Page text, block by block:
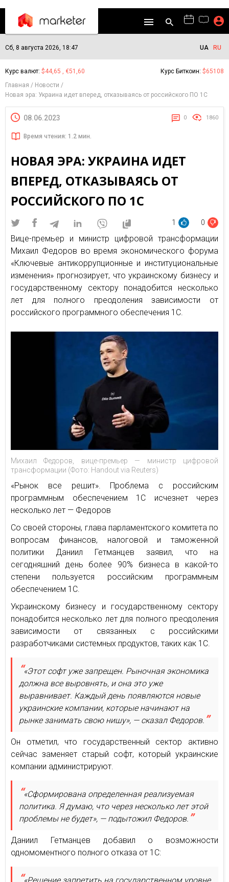
Сб, 8 августа 2026, 18:47 UA RU
Курс валют: $44,65 , €51,60 Курс Биткоин: $65108
Главная
Новости
Новая эра: Украина идет вперед, отказываясь от российского ПО 1С
08.06.2023 0 1860
Время чтения: 1.2 мин.
НОВАЯ ЭРА: УКРАИНА ИДЕТ
ВПЕРЕД, ОТКАЗЫВАЯСЬ ОТ
РОССИЙСКОГО ПО 1С
1 0
Вице-премьер и министр цифровой трансформации
Михаил Федоров во время экономического форума
«Ключевые антикоррупционные и институциональные
изменения» прогнозирует, что украинскому бизнесу и
государственному сектору понадобится несколько
лет для полного преодоления зависимости от
российского программного обеспечения 1С.
Михаил Федоров, вице-премьер — министр цифровой
трансформации (Фото: Handout via Reuters)
«Рынок все решит». Проблема с российским
программным обеспечением 1С исчезнет через
несколько лет — Федоров
Со своей стороны, глава парламентского комитета по
вопросам финансов, налоговой и таможенной
политики Даниил Гетманцев заявил, что на
сегодняшний день более 90% бизнеса в какой-то
степени пользуется российским программным
обеспечением 1С.
Украинскому бизнесу и государственному сектору
понадобится несколько лет для полного преодоления
зависимости от связанных с российскими
разработчиками системных продуктов, таких как 1С.
«Этот софт уже запрещен. Рыночная экономика
должна все выровнять, и она это уже
выравнивает. Каждый день появляются новые
украинские компании, которые начинают на
рынке занимать свою нишу», — сказал Федоров.
Он отметил, что государственный сектор активно
сейчас заменяет старый софт, который украинские
компании администрируют.
«Сформирована определенная реализуемая
политика. Я думаю, что через несколько лет этой
проблемы не будет», — подытожил Федоров.
Даниил Гетманцев добавил о возможности
одномоментного полного отказа от 1С: